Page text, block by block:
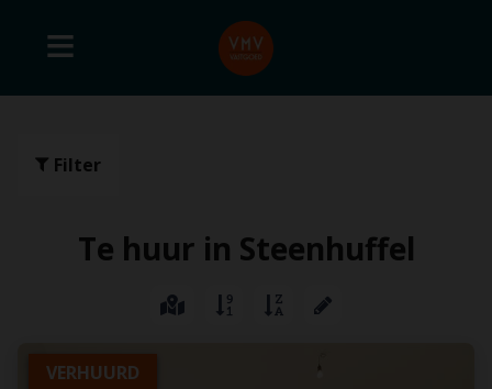
Filter
Te huur in Steenhuffel
VERHUURD